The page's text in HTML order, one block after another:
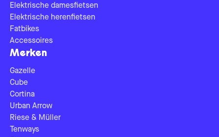
Elektrische damesfietsen
Elektrische herenfietsen
Fatbikes
Accessoires
Merken
Gazelle
Cube
Cortina
Urban Arrow
Riese & Müller
Tenways